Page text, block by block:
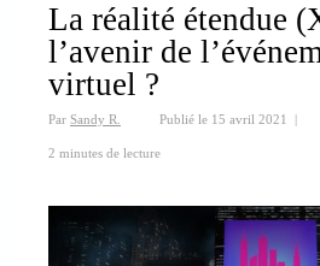
La réalité étendue
l’avenir de
virtuel ?
Par Sandy R. Publié le 15 avril 2021 |
2 minutes de lecture